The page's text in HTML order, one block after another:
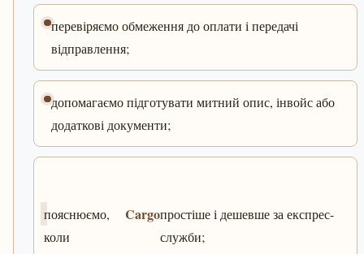
перевіряємо обмеження до оплати і передачі
відправлення;
допомагаємо підготувати митний опис, інвойс або
додаткові документи;
пояснюємо,
коли
Cargoпростіше і дешевше за експрес-
служби;